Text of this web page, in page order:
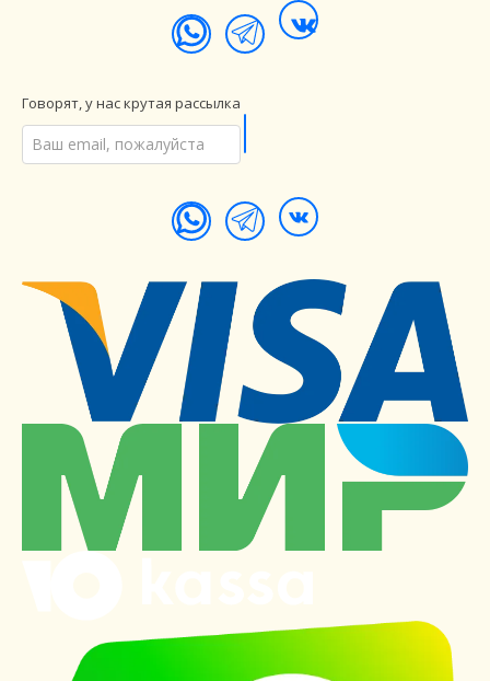
Говорят, у нас крутая рассылка